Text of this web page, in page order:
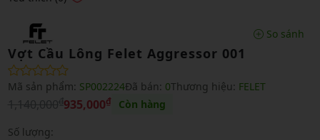
So sánh
Vợt Cầu Lông Felet Aggressor 001
Mã sản phẩm: SP002224Đã bán: 0Thương hiệu: FELET
935,000₫
1,140,000₫ Còn hàng
Số lượng: